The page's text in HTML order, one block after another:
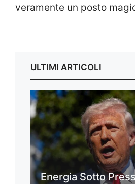
veramente un posto
ULTIMI ARTICOLI
Energia Sotto